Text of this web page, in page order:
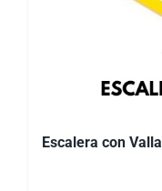
Escalera con Valla